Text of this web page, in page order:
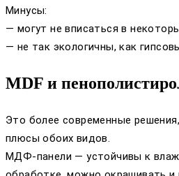
Минусы:
— могут не вписаться в
— не так экологичны, как
MDF и
Это более современные
плюсы обоих видов.
МДФ-панели — устойчивы к